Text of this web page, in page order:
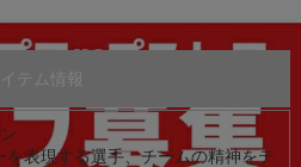
イテム情報
表現する選手、チームの精神をテ